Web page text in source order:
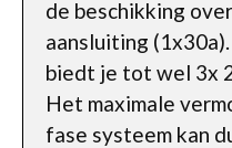
de beschikking
aansluiting
biedt je tot wel 3x
Het maximale
fase systeem kan